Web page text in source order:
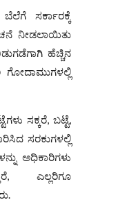
ಸರ್ಕಾರಕ್ಕೆ
ನೀಡಲಾಯಿತು
ಹೆಚ್ಚಿನ
ಗೋದಾಮುಗಳಲ್ಲಿ
ಸಕ್ಕರೆ, ಬಟ್ಟೆ,
ಸರಕುಗಳಲ್ಲಿ
ಅಧಿಕಾರಿಗಳು
ಎಲ್ಲರಿಗೂ